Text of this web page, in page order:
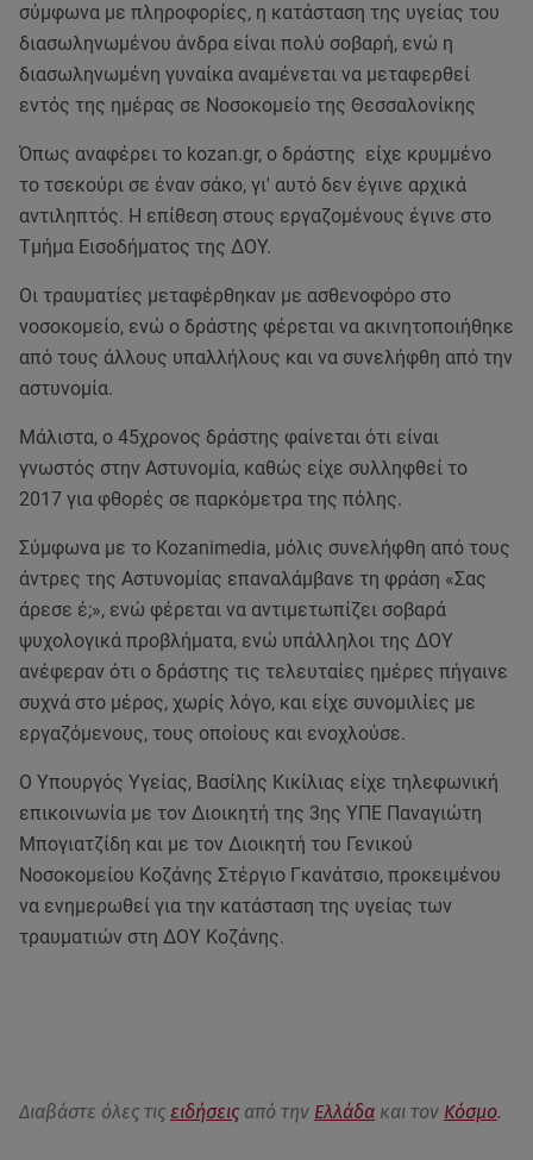
σύμφωνα με πληροφορίες, η κατάσταση της υγείας του
διασωληνωμένου άνδρα είναι πολύ σοβαρή, ενώ η
διασωληνωμένη γυναίκα αναμένεται να μεταφερθεί
εντός της ημέρας σε Νοσοκομείο της Θεσσαλονίκης
Όπως αναφέρει το kozan.gr, ο δράστης είχε κρυμμένο
το τσεκούρι σε έναν σάκο, γι' αυτό δεν έγινε αρχικά
αντιληπτός. Η επίθεση στους εργαζομένους έγινε στο
Τμήμα Εισοδήματος της ΔΟΥ.
Οι τραυματίες μεταφέρθηκαν με ασθενοφόρο στο
νοσοκομείο, ενώ ο δράστης φέρεται να ακινητοποιήθηκε
από τους άλλους υπαλλήλους και να συνελήφθη από την
αστυνομία.
Μάλιστα, ο 45χρονος δράστης φαίνεται ότι είναι
γνωστός στην Αστυνομία, καθώς είχε συλληφθεί το
2017 για φθορές σε παρκόμετρα της πόλης.
Σύμφωνα με το Kozanimedia, μόλις συνελήφθη από τους
άντρες της Αστυνομίας επαναλάμβανε τη φράση «Σας
άρεσε έ;», ενώ φέρεται να αντιμετωπίζει σοβαρά
ψυχολογικά προβλήματα, ενώ υπάλληλοι της ΔΟΥ
ανέφεραν ότι ο δράστης τις τελευταίες ημέρες πήγαινε
συχνά στο μέρος, χωρίς λόγο, και είχε συνομιλίες με
εργαζόμενους, τους οποίους και ενοχλούσε.
Ο Υπουργός Υγείας, Βασίλης Κικίλιας είχε τηλεφωνική
επικοινωνία με τον Διοικητή της 3ης ΥΠΕ Παναγιώτη
Μπογιατζίδη και με τον Διοικητή του Γενικού
Νοσοκομείου Κοζάνης Στέργιο Γκανάτσιο, προκειμένου
να ενημερωθεί για την κατάσταση της υγείας των
τραυματιών στη ΔΟΥ Κοζάνης.
Διαβάστε όλες τις ειδήσεις από την Ελλάδα και τον Κόσμο.